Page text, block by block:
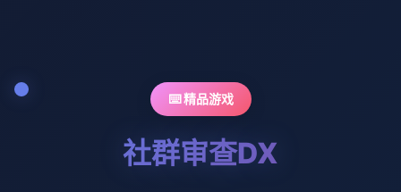
⌨️ 精品游戏
社群审查DX